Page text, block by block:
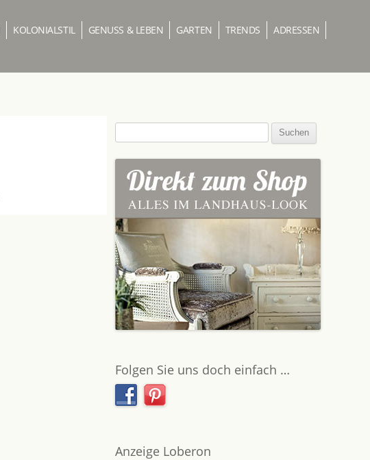
KOLONIALSTIL GENUSS & LEBEN GARTEN TRENDS ADRESSEN
Folgen Sie uns doch einfach …
Anzeige Loberon